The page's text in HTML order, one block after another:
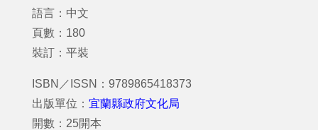
語言：中文
頁數：180
裝訂：平裝
ISBN／ISSN：9789865418373
出版單位： 宜蘭縣政府文化局
開數：25開本